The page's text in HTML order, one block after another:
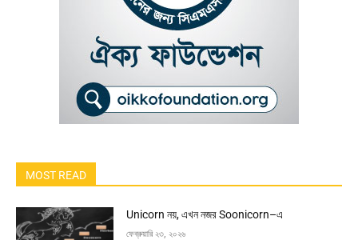
MOST READ
Unicorn নয়, এখন নজর Soonicorn–এ
ফেব্রুয়ারি ২৩, ২০২৬